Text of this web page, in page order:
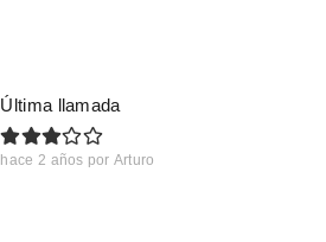
Última llamada
hace 2 años por Arturo